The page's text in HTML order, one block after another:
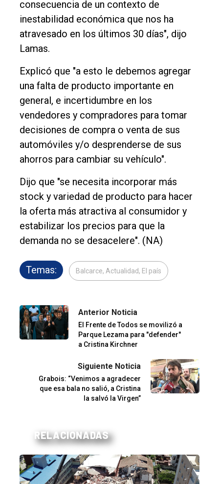
consecuencia de un contexto de
inestabilidad económica que nos ha
atravesado en los últimos 30 días", dijo
Lamas.
Explicó que "a esto le debemos agregar
una falta de producto importante en
general, e incertidumbre en los
vendedores y compradores para tomar
decisiones de compra o venta de sus
automóviles y/o desprenderse de sus
ahorros para cambiar su vehículo".
Dijo que "se necesita incorporar más
stock y variedad de producto para hacer
la oferta más atractiva al consumidor y
estabilizar los precios para que la
demanda no se desacelere". (NA)
Temas: Balcarce, Actualidad, El país
Anterior Noticia
El Frente de Todos se movilizó a
Parque Lezama para "defender"
a Cristina Kirchner
Siguiente Noticia
Grabois: “Venimos a agradecer
que esa bala no salió, a Cristina
la salvó la Virgen”
RELACIONADAS